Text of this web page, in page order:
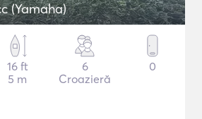
(Yamaha)
16 ft
5 m
6
Croazieră
0